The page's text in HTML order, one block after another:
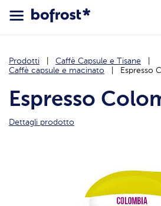
Prodotti
Caffè Capsule e Tisane
Caffè capsule e macinato
Espresso
Espresso
Dettagli prodotto